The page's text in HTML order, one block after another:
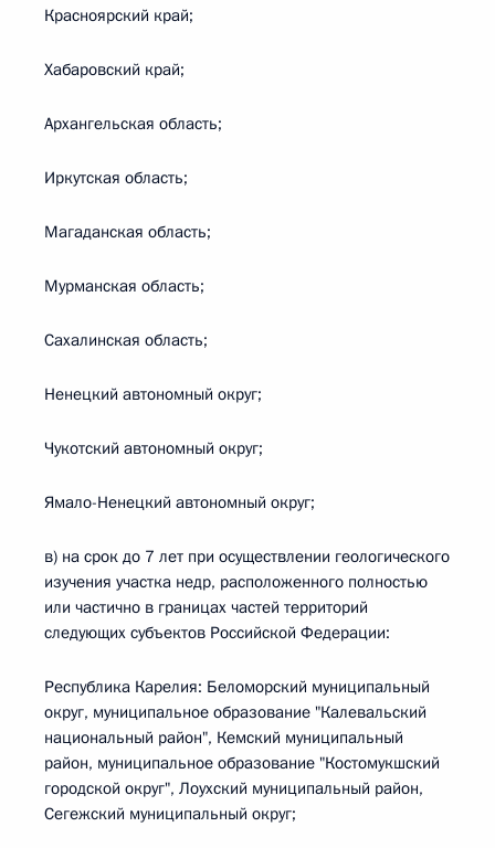
Красноярский край;
Хабаровский край;
Архангельская область;
Иркутская область;
Магаданская область;
Мурманская область;
Сахалинская область;
Ненецкий автономный округ;
Чукотский автономный округ;
Ямало-Ненецкий автономный округ;
в) на срок до 7 лет при осуществлении геологического
изучения участка недр, расположенного полностью
или частично в границах частей территорий
следующих субъектов Российской Федерации:
Республика Карелия: Беломорский муниципальный
округ, муниципальное образование "Калевальский
национальный район", Кемский муниципальный
район, муниципальное образование "Костомукшский
городской округ", Лоухский муниципальный район,
Сегежский муниципальный округ;